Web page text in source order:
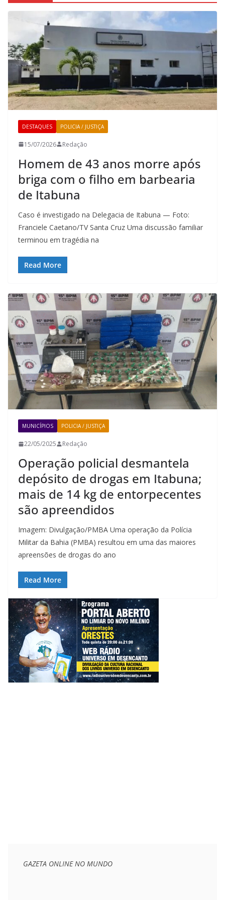
DESTAQUES POLICIA / JUSTIÇA
15/07/2026 Redação
Homem de 43 anos morre após
briga com o filho em barbearia
de Itabuna
Caso é investigado na Delegacia de Itabuna — Foto:
Franciele Caetano/TV Santa Cruz Uma discussão familiar
terminou em tragédia na
Read More
MUNICÍPIOS POLICIA / JUSTIÇA
22/05/2025 Redação
Operação policial desmantela
depósito de drogas em Itabuna;
mais de 14 kg de entorpecentes
são apreendidos
Imagem: Divulgação/PMBA Uma operação da Polícia
Militar da Bahia (PMBA) resultou em uma das maiores
apreensões de drogas do ano
Read More
GAZETA ONLINE NO MUNDO